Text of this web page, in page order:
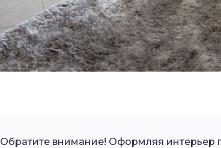
Обратите внимание! Оформляя интерьер